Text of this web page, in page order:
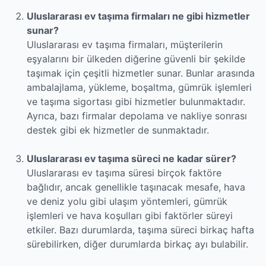
Uluslararası ev taşıma firmaları ne gibi hizmetler
sunar?
Uluslararası ev taşıma firmaları, müşterilerin
eşyalarını bir ülkeden diğerine güvenli bir şekilde
taşımak için çeşitli hizmetler sunar. Bunlar arasında
ambalajlama, yükleme, boşaltma, gümrük işlemleri
ve taşıma sigortası gibi hizmetler bulunmaktadır.
Ayrıca, bazı firmalar depolama ve nakliye sonrası
destek gibi ek hizmetler de sunmaktadır.
Uluslararası ev taşıma süreci ne kadar sürer?
Uluslararası ev taşıma süresi birçok faktöre
bağlıdır, ancak genellikle taşınacak mesafe, hava
ve deniz yolu gibi ulaşım yöntemleri, gümrük
işlemleri ve hava koşulları gibi faktörler süreyi
etkiler. Bazı durumlarda, taşıma süreci birkaç hafta
sürebilirken, diğer durumlarda birkaç ayı bulabilir.